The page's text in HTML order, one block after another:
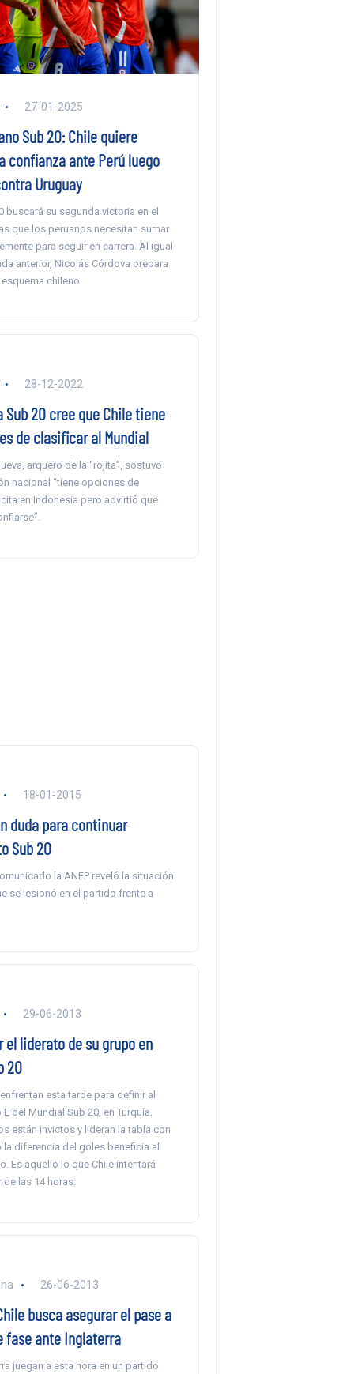
27-01-2025
Sub 20: Chile quiere
confianza ante Perú luego
Uruguay
buscará su segunda victoria en el
que los peruanos necesitan sumar
para seguir en carrera. Al igual
anterior, Nicolás Córdova prepara
chileno.
28-12-2022
Sub 20 cree que Chile tiene
de clasificar al Mundial
arquero de la “rojita”, sostuvo
nacional “tiene opciones de
en Indonesia pero advirtió que
18-01-2015
duda para continuar
Sub 20
la ANFP reveló la situación
se lesionó en el partido frente a
29-06-2013
el liderato de su grupo en
20
esta tarde para definir al
del Mundial Sub 20, en Turquía.
están invictos y lideran la tabla con
diferencia del goles beneficia al
Es aquello lo que Chile intentará
de las 14 horas.
26-06-2013
busca asegurar el pase a
fase ante Inglaterra
juegan a esta hora en un partido